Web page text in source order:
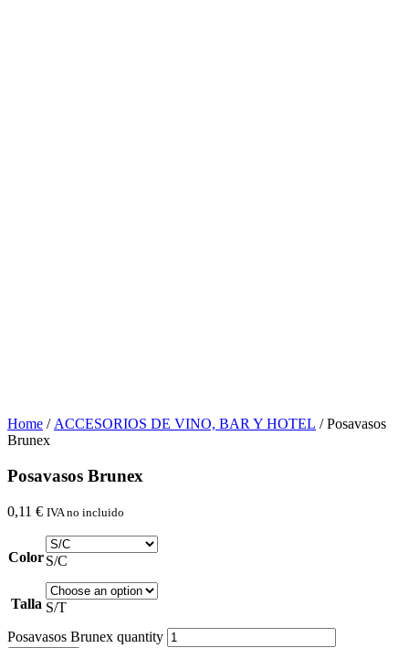
Home /ACCESORIOS DE VINO, BAR Y HOTEL / Posavasos
Brunex
Posavasos Brunex
0,11 € IVA no incluido
ColorS/C
Talla S/T
Posavasos Brunex quantity